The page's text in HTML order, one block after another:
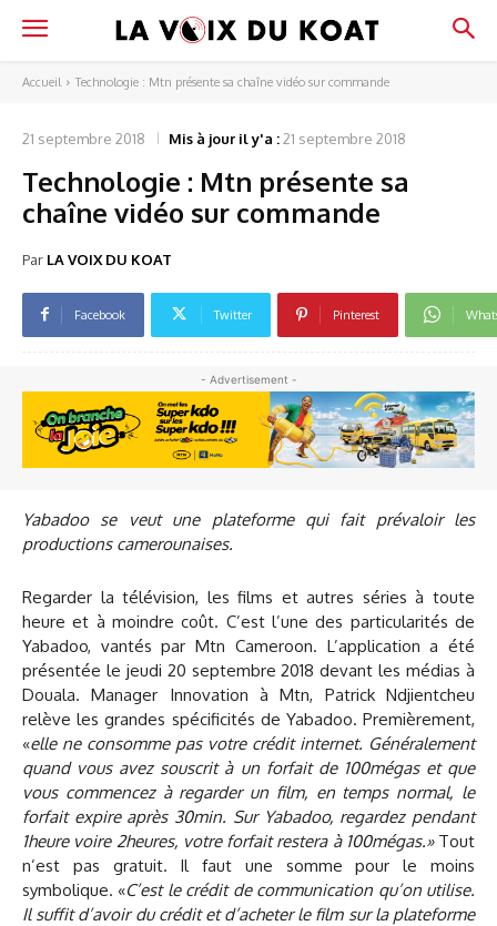
Accueil Technologie : Mtn présente sa chaîne vidéo sur commande
21 septembre 2018 Mis à jour il y'a :21 septembre 2018
Technologie : Mtn présente sa
chaîne vidéo sur commande
Par LA VOIX DU KOAT
Facebook Twitter Pinterest
- Advertisement -
Yabadoo se veut une plateforme qui fait prévaloir les
productions camerounaises.
Regarder la télévision, les films et autres séries à toute
heure et à moindre coût. C’est l’une des particularités de
Yabadoo, vantés par Mtn Cameroon. L’application a été
présentée le jeudi 20 septembre 2018 devant les médias à
Douala. Manager Innovation à Mtn, Patrick Ndjientcheu
relève les grandes spécificités de Yabadoo. Premièrement,
«elle ne consomme pas votre crédit internet. Généralement
quand vous avez souscrit à un forfait de 100mégas et que
vous commencez à regarder un film, en temps normal, le
forfait expire après 30min. Sur Yabadoo, regardez pendant
1heure voire 2heures, votre forfait restera à 100mégas.»Tout
n’est pas gratuit. Il faut une somme pour le moins
symbolique. «C’est le crédit de communication qu’on utilise.
Il suffit d’avoir du crédit et d’acheter le film sur la plateforme